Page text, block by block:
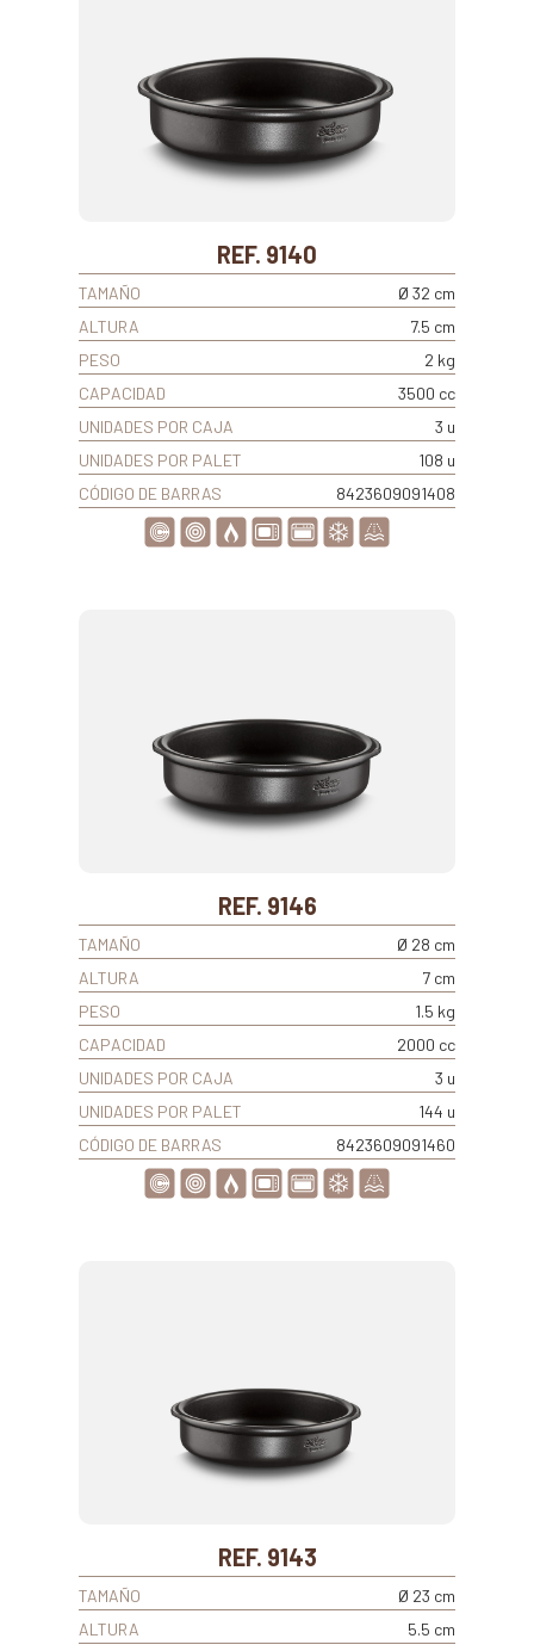
REF. 9140
TAMAÑO
Ø 32 cm
ALTURA
7.5 cm
PESO
2 kg
CAPACIDAD
3500 cc
UNIDADES POR CAJA
3 u
UNIDADES POR PALET
108 u
CÓDIGO DE BARRAS
8423609091408
REF. 9146
TAMAÑO
Ø 28 cm
ALTURA
7 cm
PESO
1.5 kg
CAPACIDAD
2000 cc
UNIDADES POR CAJA
3 u
UNIDADES POR PALET
144 u
CÓDIGO DE BARRAS
8423609091460
REF. 9143
TAMAÑO
Ø 23 cm
ALTURA
5.5 cm